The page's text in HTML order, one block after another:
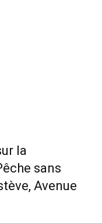
la
sans
Avenue